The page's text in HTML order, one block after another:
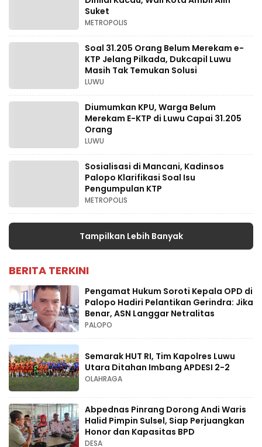
Suket
METROPOLIS
Soal 31.205 Orang Belum Merekam e-
KTP Jelang Pilkada, Dukcapil Luwu
Masih Tak Temukan Solusi
LUWU
Diumumkan KPU, Warga Belum
Merekam E-KTP di Luwu Capai 31.205
Orang
LUWU
Sosialisasi di Mancani, Kadinsos
Palopo Klarifikasi Soal Isu
Pengumpulan KTP
METROPOLIS
Tampilkan Lebih Banyak
BERITA TERKINI
Pengamat Hukum Soroti Kepala OPD di
Palopo Hadiri Pelantikan Gerindra: Jika
Benar, ASN Langgar Netralitas
PALOPO
Semarak HUT RI, Tim Kapolres Luwu
Utara Ditahan Imbang APDESI 2-2
OLAHRAGA
Abpednas Pinrang Dorong Andi Waris
Halid Pimpin Sulsel, Siap Perjuangkan
Honor dan Kapasitas BPD
DESA